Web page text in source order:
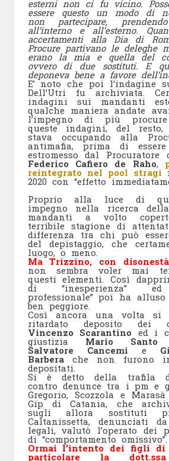
esterni non ci fu vicino.
essere questo un modo di
non partecipare,
all’interno e all’esterno.
accertamenti alla Dia di
Procure partivano le deleghe
erano la mia e quella del
ovvero di due sostituti. E
deponeva bene a favore
E’ noto che poi l’indagine
Dell’Utri fu archiviata.
indagini sui mandanti
qualche maniera andate
l’impegno di più
queste indagini, del
stava occupando alla
antimafia, prima di essere
estromesso dal
Federico Cafiero de Raho,
reintegrato nel pool stragi
2020 con “effetto
Proprio alla luce di
impegno nella ricerca
mandanti a volto
terribile stagione di
differenza tra chi può
del depistaggio, che
luogo, o meno.
Ma Trizzino, con
non sembra voler mai
questi elementi. Così
di “inesperienza” ed
professionale” poi ha
ben peggiore.
Così ancora una volta si
ritardato deposito dei
Vincenzo Scarantino ed i
giustizia Mario
Salvatore Cancemi e
Barberache non furono
depositati.
Si è detto della trafila
contro denunce tra i pm e
Gregorio, Scozzola e
Gip di Catania, che
sugli allora sostituti
Caltanissetta, denunciati
legali, valutò l’operato dei
di “comportamento omissivo”.
Ormai l’intento dei figli di
particolare la